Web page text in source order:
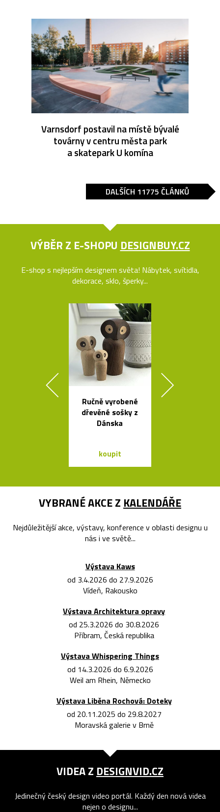
Varnsdorf postavil na místě bývalé
továrny v centru města park
a skatepark U komína
DALŠÍCH 11775 ČLÁNKŮ
VÝBĚR Z E-SHOPU DESIGNBUY.CZ
E-shop s nejlepším designem světa! Nábytek, svítidla,
dekorace, sklo, šperky...
Ručně vyrobené
dřevěné sošky z
Dánska
koupit
VYBRANÉ AKCE Z KALENDÁŘE
Nejdůležitější akce, výstavy, konference v oblasti designu u
nás i ve světě...
Výstava Kaws
od 3.4.2026 do 27.9.2026
Vídeň, Rakousko
Výstava Architektura opravy
od 25.3.2026 do 30.8.2026
Příbram, Česká republika
Výstava Whispering Things
od 14.3.2026 do 6.9.2026
Weil am Rhein, Německo
Výstava Liběna Rochová: Doteky
od 20.11.2025 do 29.8.2027
Moravská galerie v Brně
VIDEA Z DESIGNVID.CZ
Jedinečný český design video portál. Každý den nová videa
nejen o designu...